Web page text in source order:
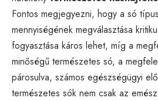
Fontos megjegyezni, hogy a só
mennyiségének megválasztása
fogyasztása káros lehet, míg a
minőségű természetes só, a
párosulva, számos egészségügyi
természetes sók nem csak az